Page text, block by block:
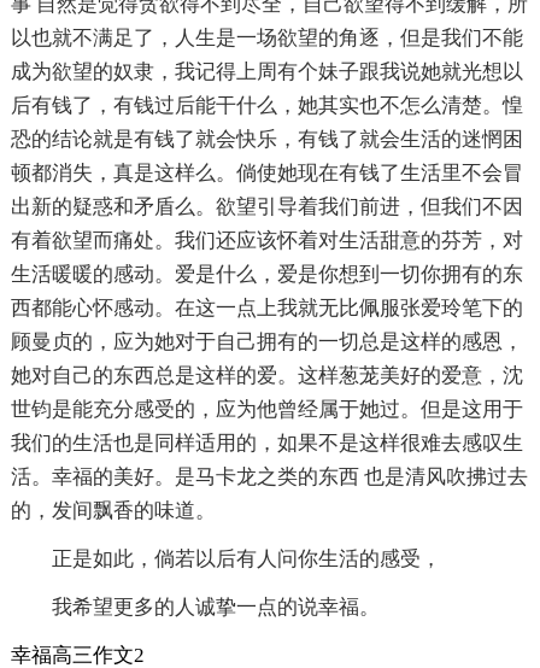
以也就不满足了，人生是一场欲望的角逐，但是我们不能
成为欲望的奴隶，我记得上周有个妹子跟我说她就光想以
后有钱了，有钱过后能干什么，她其实也不怎么清楚。惶
恐的结论就是有钱了就会快乐，有钱了就会生活的迷惘困
顿都消失，真是这样么。倘使她现在有钱了生活里不会冒
出新的疑惑和矛盾么。欲望引导着我们前进，但我们不因
有着欲望而痛处。我们还应该怀着对生活甜意的芬芳，对
生活暖暖的感动。爱是什么，爱是你想到一切你拥有的东
西都能心怀感动。在这一点上我就无比佩服张爱玲笔下的
顾曼贞的，应为她对于自己拥有的一切总是这样的感恩，
她对自己的东西总是这样的爱。这样葱茏美好的爱意，沈
世钧是能充分感受的，应为他曾经属于她过。但是这用于
我们的生活也是同样适用的，如果不是这样很难去感叹生
活。幸福的美好。是马卡龙之类的东西 也是清风吹拂过去
的，发间飘香的味道。
正是如此，倘若以后有人问你生活的感受，
我希望更多的人诚挚一点的说幸福。
幸福高三作文2